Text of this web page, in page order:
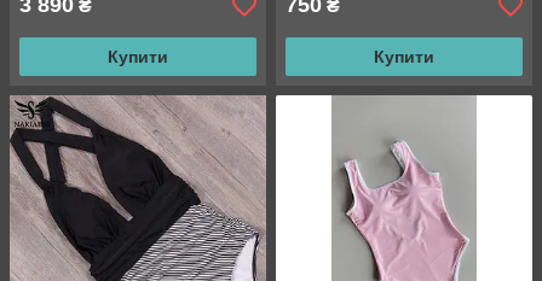
3 890 ₴
Купити
750 ₴
Купити